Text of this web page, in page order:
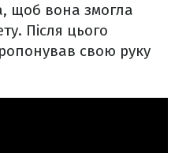
щоб вона змогла
Після цього
свою руку